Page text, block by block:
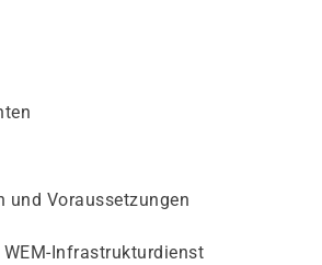
und Voraussetzungen
Infrastrukturdienst